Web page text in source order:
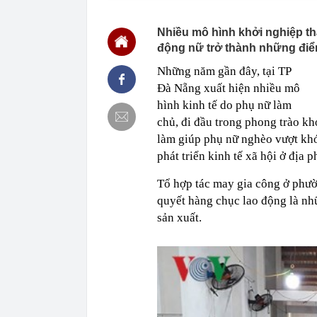
giới siêu giàu
00:02
Một cổ phiếu
00:02
Vinpearl cần
đến từ đâu?
00:02
Agriseco gọi
00:01
Không chỉ lãi
ngay sau khi
Gòn?
Nhận trẻ từ
00:01
“Gà đẻ trứng
năm nay, lợi
23:48
Mỹ nhân cổ
đang được
23:40
Một thế lực
Nhiều mô hình khởi nghiệp
động nữ trở thành những
Những năm gần đây, tại TP
Đà Nẵng xuất hiện nhiều mô
hình kinh tế do phụ nữ làm
chủ, đi đầu trong phong trào
làm giúp phụ nữ nghèo vượt
phát triển kinh tế xã hội ở địa
Tổ hợp tác may gia công ở
quyết hàng chục lao động là
sản xuất.